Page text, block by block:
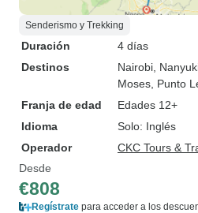
Senderismo y Trekking
Duración
4 días
Destinos
Nairobi ,
Moses , Punto
Franja de edad
Edades 12+
Idioma
Solo: Inglés
Operador
CKC Tours &
Desde
€808
Regístrate para acceder a los